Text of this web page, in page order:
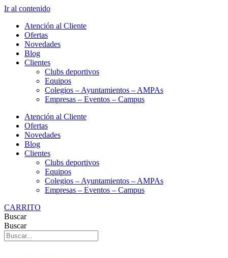
Ir al contenido
Atención al Cliente
Ofertas
Novedades
Blog
Clientes
Clubs deportivos
Equipos
Colegios – Ayuntamientos – AMPAs
Empresas – Eventos – Campus
Atención al Cliente
Ofertas
Novedades
Blog
Clientes
Clubs deportivos
Equipos
Colegios – Ayuntamientos – AMPAs
Empresas – Eventos – Campus
CARRITO
Buscar
Buscar